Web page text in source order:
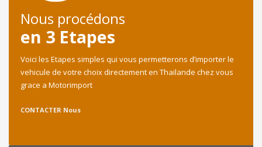
Nous procédons
en 3 Etapes
Voici les Etapes simples qui vous permetterons d’importer le
vehicule de votre choix directement en Thailande chez vous
grace a Motorimport
CONTACTER Nous